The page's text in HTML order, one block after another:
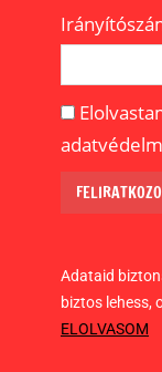
Adataid
biztos lehess,
ELOLVASOM